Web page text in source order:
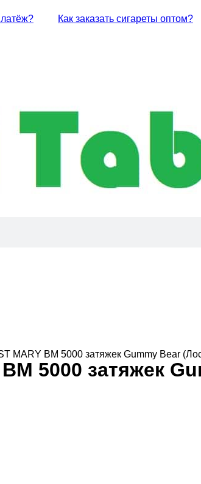
Как заказать сигареты оптом?
MARY BM 5000 затяжек Gummy Bear
5000 затяжек